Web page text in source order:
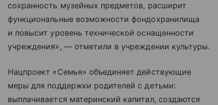
сохранность музейных предметов, расширит
функциональные возможности фондохранилища
и повысит уровень технической оснащенности
учреждения», — отметили в учреждении культуры.
Нацпроект «Семья» объединяет действующие
меры для поддержки родителей с детьми:
выплачивается материнский капитал, создаются